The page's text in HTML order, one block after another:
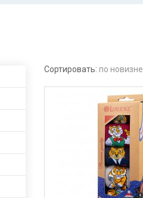
Сортировать: по новизне